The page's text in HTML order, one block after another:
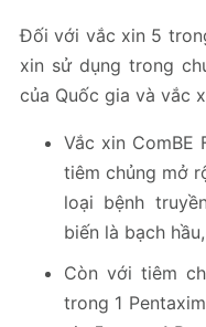
Đối với vắc xin 5
xin sử dụng trong
của Quốc gia và vắc
Vắc xin
tiêm chủng mở
loại bệnh
biến là bạch
Còn với tiêm
trong 1